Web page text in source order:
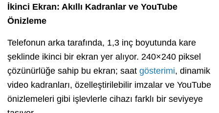
İkinci Ekran: Akıllı Kadranlar ve YouTube
Önizleme
Telefonun arka tarafında, 1,3 inç boyutunda kare
şeklinde ikinci bir ekran yer alıyor. 240×240 piksel
çözünürlüğe sahip bu ekran; saat gösterimi, dinamik
video kadranları, özelleştirilebilir imzalar ve YouTube
önizlemeleri gibi işlevlerle cihazı farklı bir seviyeye